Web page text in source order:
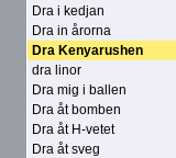
Dra i kedjan
Dra in årorna
Dra Kenyarushen
dra linor
Dra mig i ballen
Dra åt bomben
Dra åt H-vetet
Dra åt sveg